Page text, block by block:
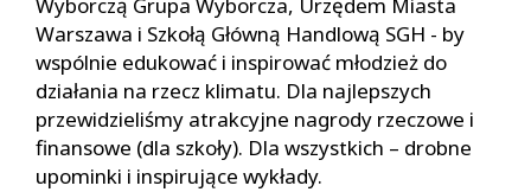
Wyborczą Grupa Wyborcza, Urzędem Miasta
Warszawa i Szkołą Główną Handlową SGH - by
wspólnie edukować i inspirować młodzież do
działania na rzecz klimatu. Dla najlepszych
przewidzieliśmy atrakcyjne nagrody rzeczowe i
finansowe (dla szkoły). Dla wszystkich – drobne
upominki i inspirujące wykłady.